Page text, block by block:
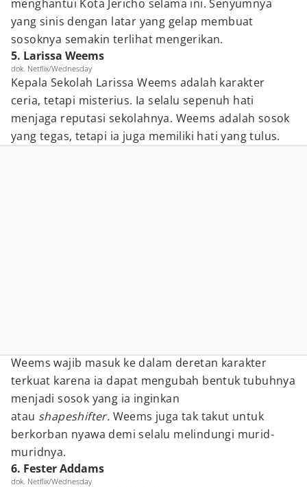
menghantui Kota Jericho selama ini. Senyumnya
yang sinis dengan latar yang gelap membuat
sosoknya semakin terlihat mengerikan.
5. Larissa Weems
dok. Netflix/Wednesday
Kepala Sekolah Larissa Weems adalah karakter
ceria, tetapi misterius. Ia selalu sepenuh hati
menjaga reputasi sekolahnya. Weems adalah sosok
yang tegas, tetapi ia juga memiliki hati yang tulus.
Weems wajib masuk ke dalam deretan karakter
terkuat karena ia dapat mengubah bentuk tubuhnya
menjadi sosok yang ia inginkan
atau shapeshifter. Weems juga tak takut untuk
berkorban nyawa demi selalu melindungi murid-
muridnya.
6. Fester Addams
dok. Netflix/Wednesday